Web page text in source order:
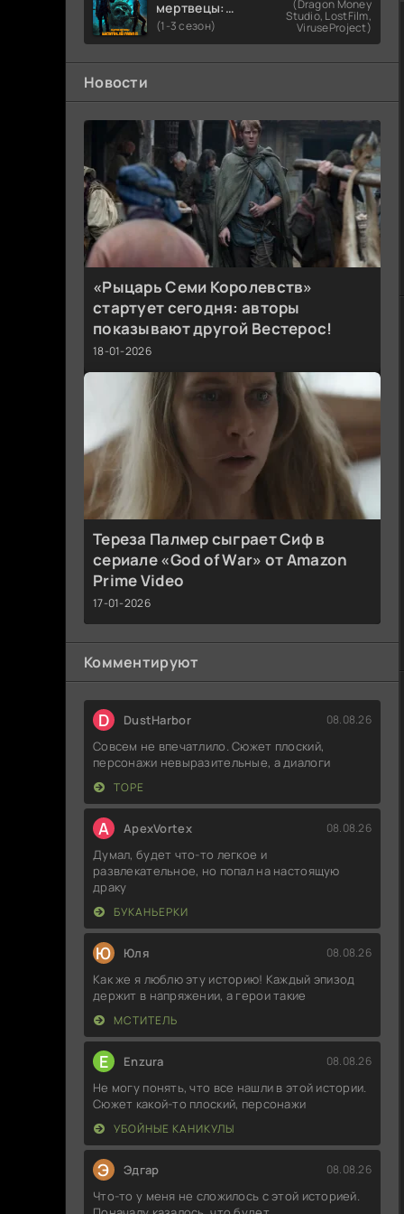
мертвецы:
Мертвый
город
(1-3 сезон)
(Dragon Money
Studio, LostFilm,
ViruseProject)
Новости
«Рыцарь Семи Королевств»
стартует сегодня: авторы
показывают другой Вестерос!
18-01-2026
Тереза Палмер сыграет Сиф в
сериале «God of War» от Amazon
Prime Video
17-01-2026
Комментируют
D DustHarbor 08.08.26
Совсем не впечатлило. Сюжет плоский,
персонажи невыразительные, а диалоги
ТОРЕ
A ApexVortex 08.08.26
Думал, будет что-то легкое и
развлекательное, но попал на настоящую
драку
БУКАНЬЕРКИ
Ю Юля 08.08.26
Как же я люблю эту историю! Каждый эпизод
держит в напряжении, а герои такие
МСТИТЕЛЬ
E Enzura 08.08.26
Не могу понять, что все нашли в этой истории.
Сюжет какой-то плоский, персонажи
УБОЙНЫЕ КАНИКУЛЫ
Э Эдгар 08.08.26
Что-то у меня не сложилось с этой историей.